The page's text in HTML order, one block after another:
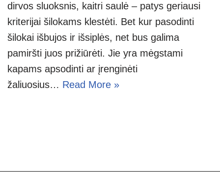
dirvos sluoksnis, kaitri saulė – patys geriausi
kriterijai šilokams klestėti. Bet kur pasodinti
šilokai išbujos ir išsiplės, net bus galima
pamiršti juos prižiūrėti. Jie yra mėgstami
kapams apsodinti ar įrenginėti
žaliuosius… Read More »